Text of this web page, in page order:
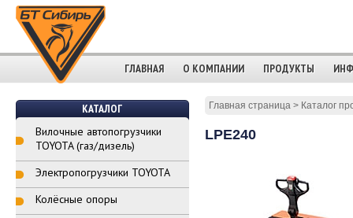
ГЛАВНАЯ О КОМПАНИИ ПРОДУКТЫ
КАТАЛОГ
Вилочные автопогрузчики
TOYOTA (газ/дизель)
Электропогрузчики TOYOTA
Колёсные опоры
Главная страница> Каталог
LPE240